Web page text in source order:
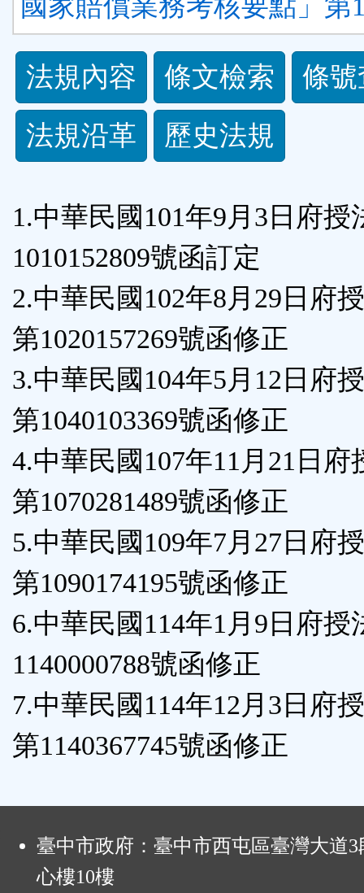
國家賠償業務考核要點」第
法
規
功
按
鈕
區
法規內容 條文檢索
條
法規沿革
歷史法規
1.中華民國101年9月3日府授
1010152809號函訂定
2.中華民國102年8月29日府
第1020157269號函修正
3.中華民國104年5月12日府
第1040103369號函修正
4.中華民國107年11月21日府
第1070281489號函修正
5.中華民國109年7月27日府
第1090174195號函修正
6.中華民國114年1月9日府授
1140000788號函修正
7.中華民國114年12月3日府
第1140367745號函修正
臺中市政府：臺中市西屯區臺灣大道3
心樓10樓